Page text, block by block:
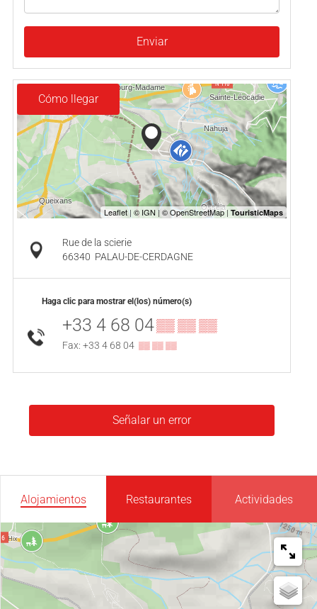
Enviar
Cómo llegar
Rue de la scierie
66340 PALAU-DE-CERDAGNE
Haga clic para mostrar el(los) número(s)
+33 4 68 04▒▒ ▒▒ ▒▒
Fax: +33 4 68 04 ▒▒ ▒▒ ▒▒
Señalar un error
Alojamientos Restaurantes Actividades